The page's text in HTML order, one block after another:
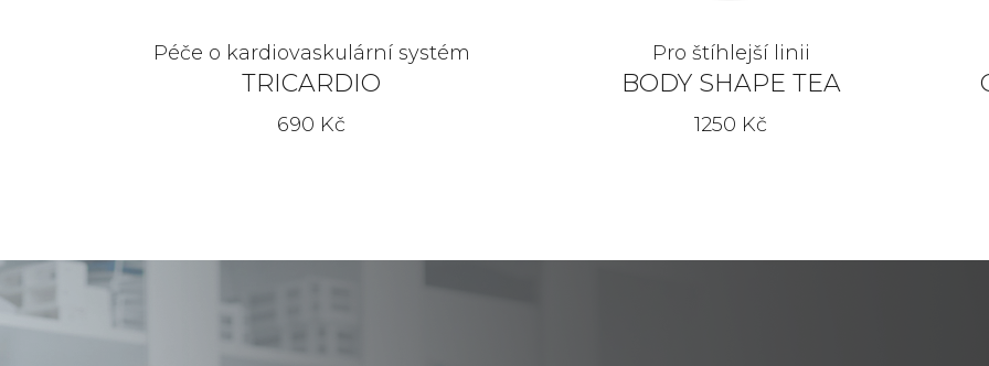
Péče o kardiovaskulární systém
TRICARDIO
690 Kč
Pro štíhlejší linii
BODY SHAPE TEA
1250 Kč